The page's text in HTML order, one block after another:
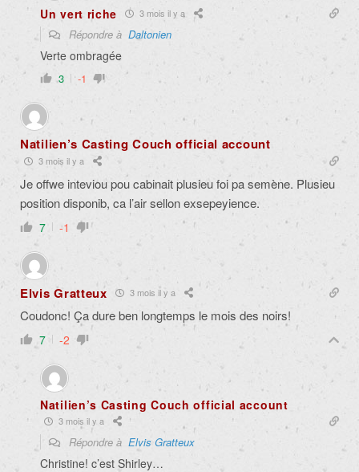
Un vert riche 3 mois il y a
Répondre à Daltonien
Verte ombragée
3 -1
Natilien’s Casting Couch official account
3 mois il y a
Je offwe inteviou pou cabinait plusieu foi pa semène. Plusieu
position disponib, ca l’air sellon exsepeyience.
7 -1
Elvis Gratteux 3 mois il y a
Coudonc! Ça dure ben longtemps le mois des noirs!
7 -2
Natilien’s Casting Couch official account
3 mois il y a
Répondre à Elvis Gratteux
Christine! c’est Shirley…